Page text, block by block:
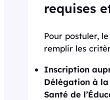
requises
Pour postuler,
remplir les
Inscription
Délégation à
Santé de